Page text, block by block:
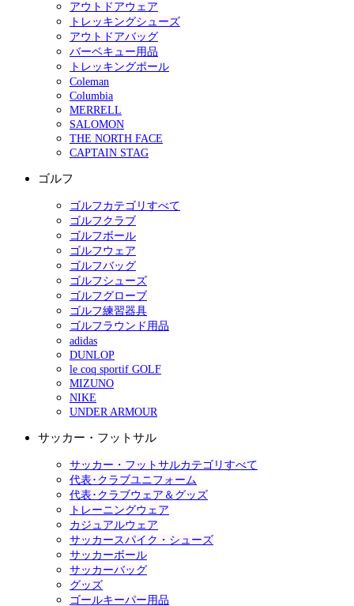
アウトドアウェア
トレッキングシューズ
アウトドアバッグ
バーベキュー用品
トレッキングポール
Coleman
Columbia
MERRELL
SALOMON
THE NORTH FACE
CAPTAIN STAG
ゴルフ
ゴルフカテゴリすべて
ゴルフクラブ
ゴルフボール
ゴルフウェア
ゴルフバッグ
ゴルフシューズ
ゴルフグローブ
ゴルフ練習器具
ゴルフラウンド用品
adidas
DUNLOP
le coq sportif GOLF
MIZUNO
NIKE
UNDER ARMOUR
サッカー・フットサル
サッカー・フットサルカテゴリすべて
代表･クラブユニフォーム
代表･クラブウェア＆グッズ
トレーニングウェア
カジュアルウェア
サッカースパイク・シューズ
サッカーボール
サッカーバッグ
グッズ
ゴールキーパー用品